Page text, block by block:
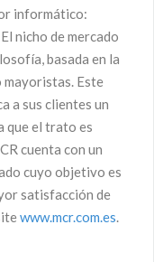
informático:
nicho de mercado
basada en la
mayoristas. Este
a sus clientes un
que el trato es
cuenta con un
cuyo objetivo es
satisfacción de
www.mcr.com.es.